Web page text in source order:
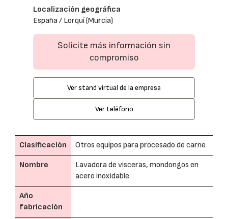
Localización geográfica
España / Lorquí (Murcia)
Solicite más información sin
compromiso
Ver stand virtual de la empresa
Ver teléfono
Clasificación Otros equipos para procesado de carne
Nombre
Lavadora de visceras, mondongos en
acero inoxidable
Año
fabricación